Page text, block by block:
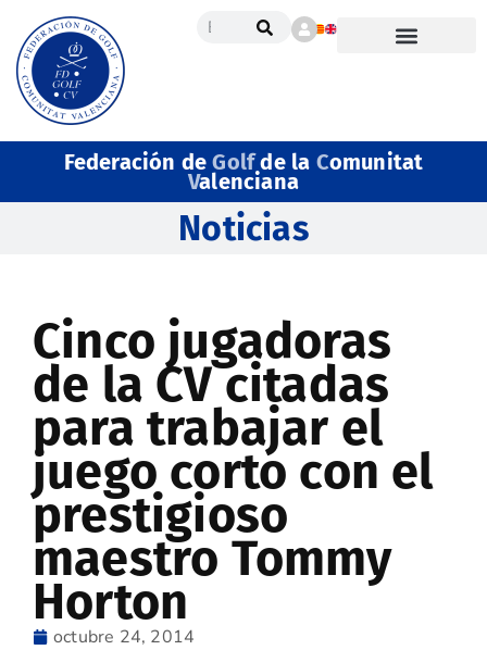
Federación deGolfde la Comunitat
Valenciana
Noticias
Cinco jugadoras
de la CV citadas
para trabajar el
juego corto con el
prestigioso
maestro Tommy
Horton
octubre 24, 2014